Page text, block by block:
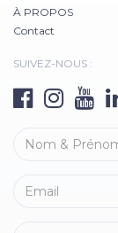
À PROPOS
Contact
SUIVEZ-NOUS :